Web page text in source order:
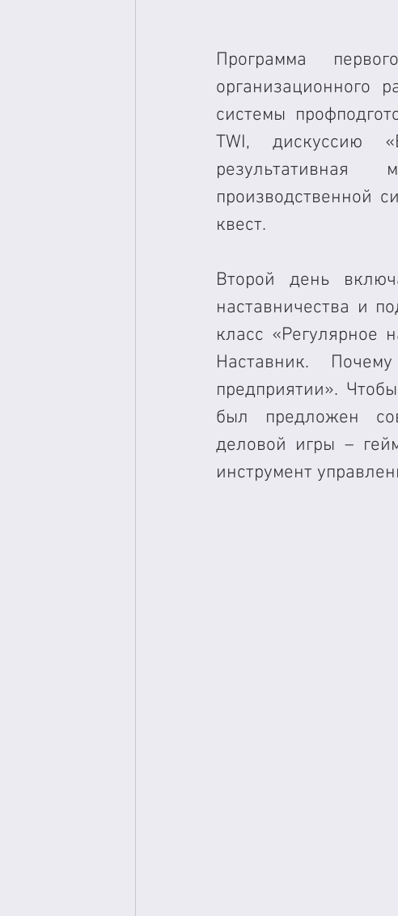
Программа
организационного
системы
TWI, дискуссию
производственной
квест.
Второй день
наставничества и
класс «Регулярное
Наставник.
предприятии».
был предложен
деловой игры –
инструмент